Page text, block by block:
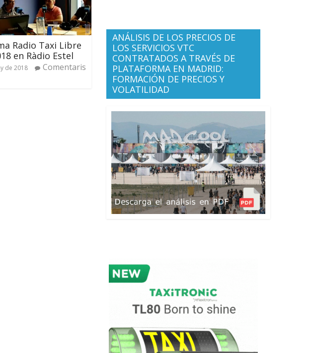
Radio Taxi Libre
en Ràdio Estel
de 2018
Comentaris
ANÁLISIS DE LOS PRECIOS DE
LOS SERVICIOS VTC
CONTRATADOS A TRAVÉS DE
PLATAFORMA EN MADRID:
FORMACIÓN DE PRECIOS Y
VOLATILIDAD